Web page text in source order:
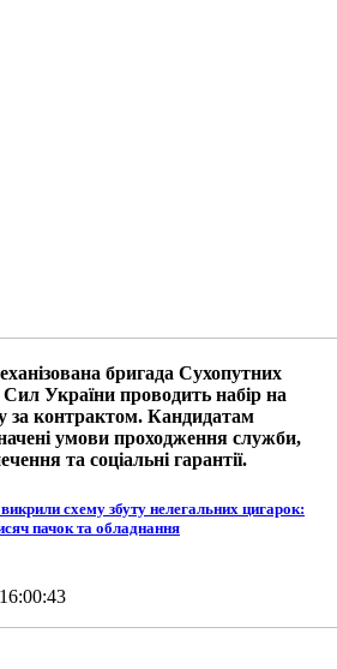
бригада Сухопутних
Сил України проводить набір на
за контрактом. Кандидатам
умови проходження служби,
та соціальні гарантії.
схему збуту нелегальних цигарок:
пачок та обладнання